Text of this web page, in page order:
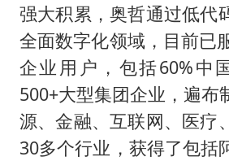
强大积累，奥哲通过低代
全面数字化领域，目前已
企业用户，包括60%中
500+大型集团企业，遍布
源、金融、互联网、医疗
30多个行业，获得了包括